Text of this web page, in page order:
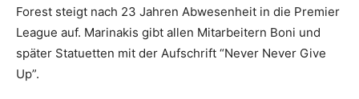
Forest steigt nach 23 Jahren Abwesenheit in die Premier
League auf. Marinakis gibt allen Mitarbeitern Boni und
später Statuetten mit der Aufschrift “Never Never Give
Up”.